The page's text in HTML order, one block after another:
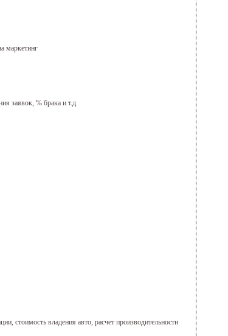
маркетинг
заявок, % брака и т.д.
стоимость владения авто, расчет производительности